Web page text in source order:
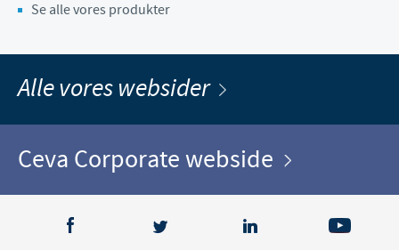
Se alle vores produkter
Alle vores websider
Ceva Corporate webside